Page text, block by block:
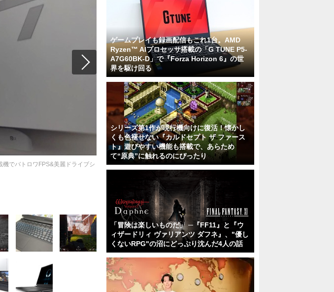
でバトロワFPS&美麗ドライブシ
ゲームプレイも録画配信もこれ1台。AMD
Ryzen™ AIプロセッサ搭載の「G TUNE P5-
A7G60BK-D」で『Forza Horizon 6』の世
界を駆け回る
シリーズ第1作が現行機向けに復活！懐かし
くも色褪せない『カルドセプト ザ ファース
ト』遊びやすい機能も搭載で、あらため
て“原典”に触れるのにぴったり
「冒険は楽しいものだ」 ─『FF11』と『ウ
ィザードリィ ヴァリアンツ ダフネ』、"優し
くないRPG"の沼にどっぷり沈んだ4人の話